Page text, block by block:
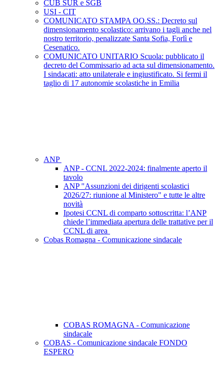
CUB SUR e SGB
USI - CIT
COMUNICATO STAMPA OO.SS.: Decreto sul
dimensionamento scolastico: arrivano i tagli anche nel
nostro territorio, penalizzate Santa Sofia, Forlì e
Cesenatico.
COMUNICATO UNITARIO Scuola: pubblicato il
decreto del Commissario ad acta sul dimensionamento.
I sindacati: atto unilaterale e ingiustificato. Si fermi il
taglio di 17 autonomie scolastiche in Emilia
ANP
ANP - CCNL 2022-2024: finalmente aperto il
tavolo
ANP "Assunzioni dei dirigenti scolastici
2026/27: riunione al Ministero" e tutte le altre
novità
Ipotesi CCNL di comparto sottoscritta: l’ANP
chiede l’immediata apertura delle trattative per il
CCNL di area
Cobas Romagna - Comunicazione sindacale
COBAS ROMAGNA - Comunicazione
sindacale
COBAS - Comunicazione sindacale FONDO
ESPERO